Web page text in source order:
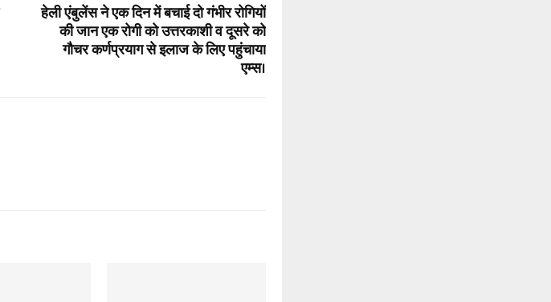
हेली एंबुलेंस ने एक दिन में बचाई दो गंभीर रोगियों
की जान एक रोगी को उत्तरकाशी व दूसरे को
गौचर कर्णप्रयाग से इलाज के लिए पहुंचाया
एम्स।